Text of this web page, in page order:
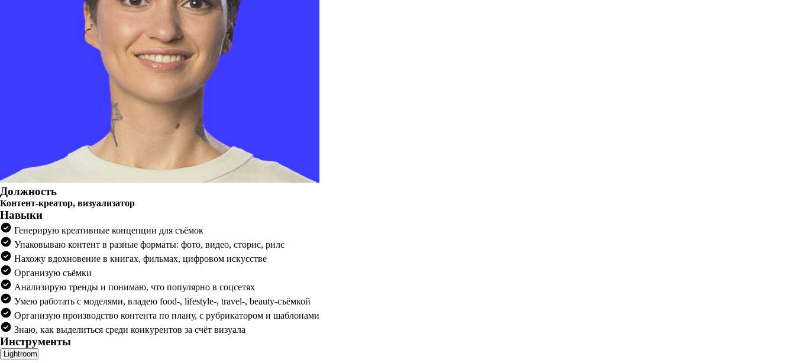
Должность
Контент-креатор, визуализатор
Навыки
Генерирую креативные концепции для съёмок
Упаковываю контент в разные форматы: фото, видео, сторис, рилс
Нахожу вдохновение в книгах, фильмах, цифровом искусстве
Организую съёмки
Анализирую тренды и понимаю, что популярно в соцсетях
Умею работать с моделями, владею food-, lifestyle-, travel-, beauty-съёмкой
Организую производство контента по плану, с рубрикатором и шаблонами
Знаю, как выделиться среди конкурентов за счёт визуала
Инструменты
Lightroom